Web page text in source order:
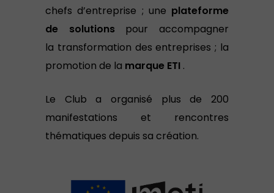
chefs d’entreprise ; une plateforme
de solutions pour accompagner
la transformation des entreprises ; la
promotion de la marque ETI .
Le Club a organisé plus de 200
manifestations et rencontres
thématiques depuis sa création.